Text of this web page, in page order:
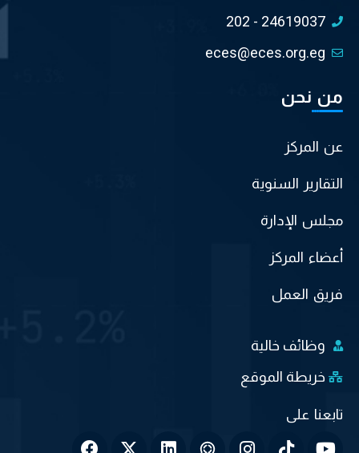
202 - 24619037
eces@eces.org.eg
من نحن
عن المركز
التقارير السنوية
مجلس الإدارة
أعضاء المركز
فريق العمل
وظائف خالية
خريطة الموقع